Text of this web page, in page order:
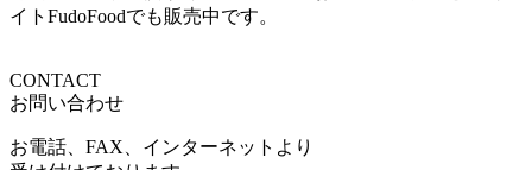
イトFudoFoodでも販売中です。
CONTACT
お問い合わせ
お電話、FAX、インターネットより